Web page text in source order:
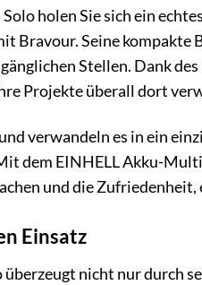
holen Sie sich ein
Seine kompakte
Stellen. Dank
Projekte überall dort
verwandeln es in ein
dem EINHELL Akku-
und die
Einsatz
nicht nur durch